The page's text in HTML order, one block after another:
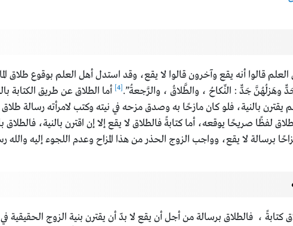
قالوا أنه يقع وآخرون قالوا لا يقع، وقد استدل أهل العلم بوقوع طلاق
وهَزلُهُنَّ جَدٌّ : النِّكاحُ ، والطَّلاقُ ، والرَّجعةُ”.[4]
أما الطلاق عن طريق الكتابة
بالنية، فلو كان مازحًا به وصدق مزحه في نيته وكتب لامرأته رسالة طلاق
لفظًا صريحًا يوقعه، أما كتابةً فالطلاق لا يقع إلا إن اقترن بالنية، فالطلاق
برسالة لا يقع، وواجب الزوج الحذر من هذا المزاح وعدم اللجوء إليه والله
، فالطلاق برسالة من أجل أن يقع لا بدّ أن يقترن بنية الزوج الحقيقية في